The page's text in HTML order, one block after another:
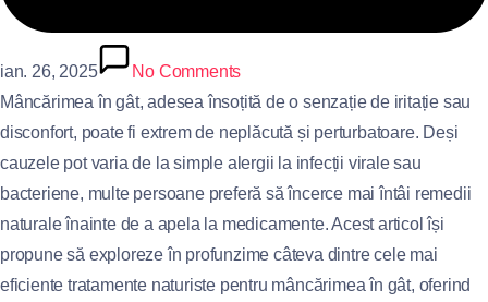
ian. 26, 2025
No Comments
Mâncărimea în gât, adesea însoțită de o senzație de iritație sau
disconfort, poate fi extrem de neplăcută și perturbatoare. Deși
cauzele pot varia de la simple alergii la infecții virale sau
bacteriene, multe persoane preferă să încerce mai întâi remedii
naturale înainte de a apela la medicamente. Acest articol își
propune să exploreze în profunzime câteva dintre cele mai
eficiente tratamente naturiste pentru mâncărimea în gât, oferind